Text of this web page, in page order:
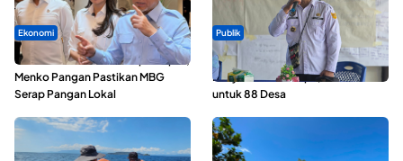
Ekonomi
SPPG di Maluku Utara Dipercepat,
Menko Pangan Pastikan MBG
Serap Pangan Lokal
Publik
ABDESI Morotai Apresiasi
Penyaluran ADD Rp3,13 Miliar
untuk 88 Desa